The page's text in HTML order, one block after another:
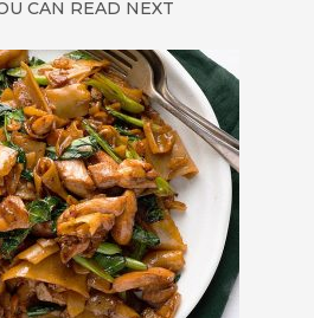
CAN READ NEXT